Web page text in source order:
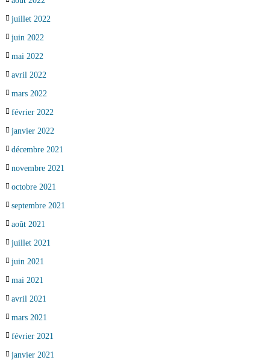
juillet 2022
juin 2022
mai 2022
avril 2022
mars 2022
février 2022
janvier 2022
décembre 2021
novembre 2021
octobre 2021
septembre 2021
août 2021
juillet 2021
juin 2021
mai 2021
avril 2021
mars 2021
février 2021
janvier 2021